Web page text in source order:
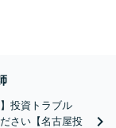
投資トラブル
さい【名古屋投